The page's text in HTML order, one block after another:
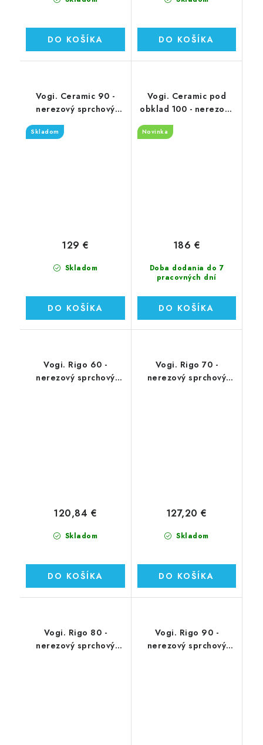
DO KOŠÍKA DO KOŠÍKA
Vogi. Ceramic 90 -
nerezový sprchový
žľab 90 cm (RD90set)
Skladom
Skladom
129 €
DO KOŠÍKA
Vogi. Ceramic pod
obklad 100 - nerezový
sprchový žľab 100 cm
(RD100set.W)
Novinka
Doba dodania do 7
pracovných dní
186 €
DO KOŠÍKA
Vogi. Rigo 60 -
nerezový sprchový
Skladom
120,84 €
DO KOŠÍKA
Vogi. Rigo 70 -
nerezový sprchový
Skladom
127,20 €
DO KOŠÍKA
Vogi. Rigo 80 -
nerezový sprchový
Vogi. Rigo 90 -
nerezový sprchový